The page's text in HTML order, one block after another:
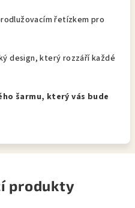
řetízkem pro
design, který rozzáří každé
šarmu, který vás bude
produkty